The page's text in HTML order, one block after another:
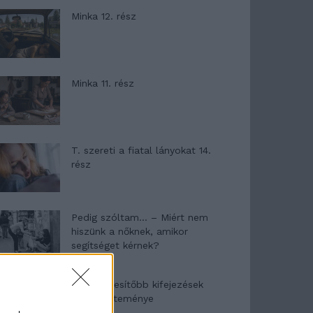
Minka 12. rész
Minka 11. rész
T. szereti a fiatal lányokat 14.
rész
Pedig szóltam… – Miért nem
hiszünk a nőknek, amikor
segítséget kérnek?
A legidegesítőbb kifejezések
laza gyűjteménye